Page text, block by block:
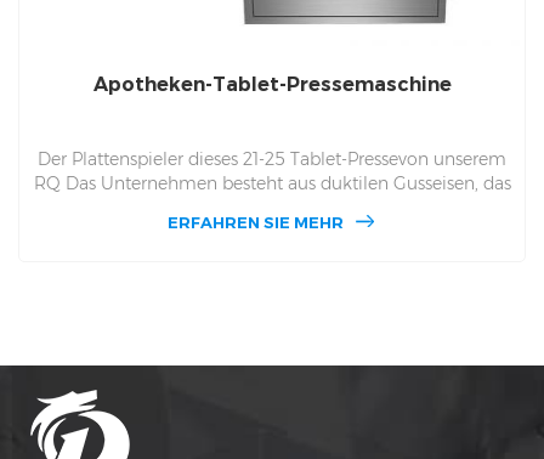
Apotheken-Tablet-Pressemaschine
Der Plattenspieler dieses 21-25 Tablet-Pressevon unserem
RQ Das Unternehmen besteht aus duktilen Gusseisen, das
und Regen. Dieses ist ein gelegenes Stück Gusseisen, kein
ERFAHREN SIE MEHR